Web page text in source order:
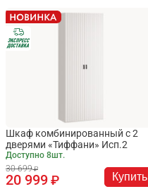
Шкаф комбинированный с 2
дверями «Тиффани» Исп.2
Доступно 8шт.
30 699
20 999 Купить